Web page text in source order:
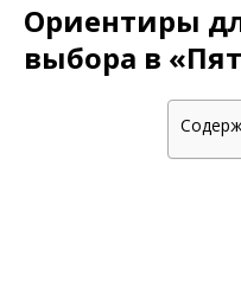
Ориентиры
выбора в